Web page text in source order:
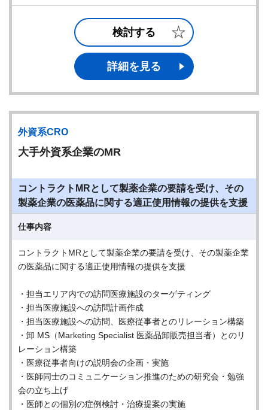
検討する
詳細を見る
外資系CRO
大手外資系企業のMR
コントラクトMRとして製薬企業の要請を受け、その
製薬企業の医薬品に関する適正使用情報の提供を支援
仕事内容
コントラクトMRとして製薬企業の要請を受け、その製薬企業
の医薬品に関する適正使用情報の提供を支援
・担当エリア内での訪問医療施設のターゲティング
・担当医療施設への訪問計画作成
・担当医療施設への訪問、医療従事者とのリレーション構築
・卸 MS（Marketing Specialist 医薬品卸販売担当者）とのリ
レーション構築
・医療従事者向けの説明会の企画・実施
・医師同士のコミュニケーション推進のための研究会・勉強
会の立ち上げ
・医師との個別の症例検討・治療提案の実施